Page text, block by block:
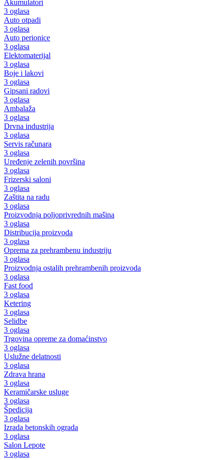
Akumulatori
3 oglasa
Auto otpadi
3 oglasa
Auto perionice
3 oglasa
Elektomaterijal
3 oglasa
Boje i lakovi
3 oglasa
Gipsani radovi
3 oglasa
Ambalaža
3 oglasa
Drvna industrija
3 oglasa
Servis računara
3 oglasa
Uređenje zelenih površina
3 oglasa
Frizerski saloni
3 oglasa
Zaštita na radu
3 oglasa
Proizvodnja poljoprivrednih mašina
3 oglasa
Distribucija proizvoda
3 oglasa
Oprema za prehrambenu industriju
3 oglasa
Proizvodnja ostalih prehrambenih proizvoda
3 oglasa
Fast food
3 oglasa
Ketering
3 oglasa
Selidbe
3 oglasa
Trgovina opreme za domaćinstvo
3 oglasa
Uslužne delatnosti
3 oglasa
Zdrava hrana
3 oglasa
Keramičarske usluge
3 oglasa
Špedicija
3 oglasa
Izrada betonskih ograda
3 oglasa
Salon Lepote
3 oglasa